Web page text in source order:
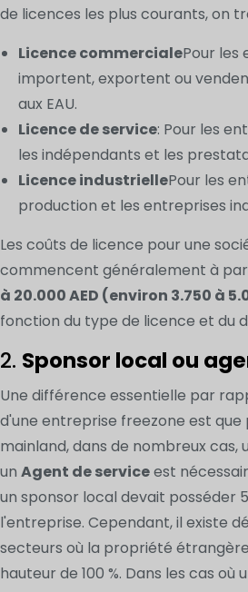
de licences les plus courants, on
Licence commercialePour les
importent, exportent ou
aux EAU.
Licence de service: Pour les
les indépendants et les
Licence industriellePour les
production et les entreprises
Les coûts de licence pour une
commencent généralement à
à 20.000 AED (environ 3.750 à
fonction du type de licence et du
2. Sponsor local ou
Une différence essentielle par
d'une entreprise freezone est
mainland, dans de nombreux cas,
un Agent de serviceest
un sponsor local devait posséder
l'entreprise. Cependant, il existe
secteurs où la propriété
hauteur de 100 %. Dans les cas où